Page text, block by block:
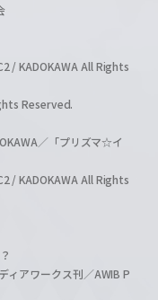
/ KADOKAWA All Rights
Reserved.
／「プリズマ☆イ
/ KADOKAWA All Rights
アワークス刊／AWIB P